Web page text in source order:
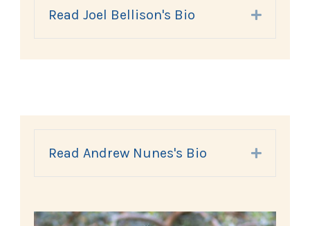
Read Joel Bellison's Bio Expand
Read Andrew Nunes's Bio Expand